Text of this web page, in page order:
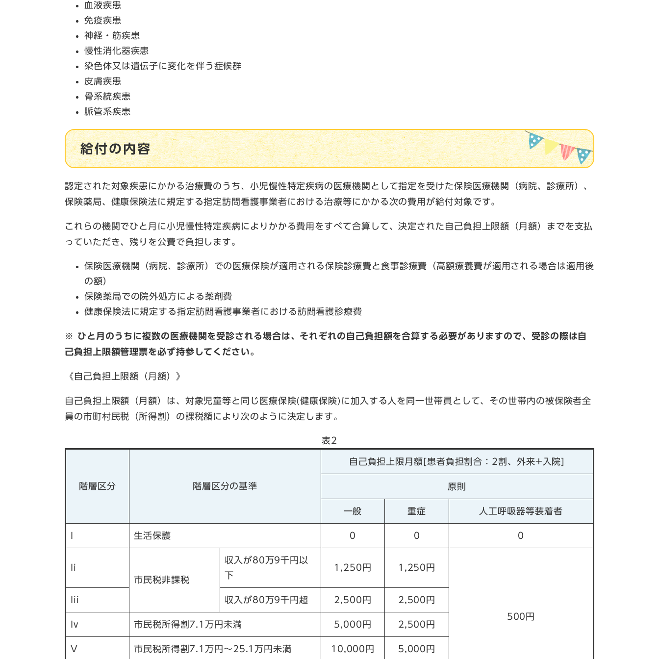
血液疾患
免疫疾患
神経・筋疾患
慢性消化器疾患
染色体又は遺伝子に変化を伴う症候群
皮膚疾患
骨系統疾患
脈管系疾患
給付の内容
認定された対象疾患にかかる治療費のうち、小児慢性特定疾病の医療機関として指定を受けた保険医療機関（病院、診療所）、
保険薬局、健康保険法に規定する指定訪問看護事業者における治療等にかかる次の費用が給付対象です。
これらの機関でひと月に小児慢性特定疾病によりかかる費用をすべて合算して、決定された自己負担上限額（月額）までを支払
っていただき、残りを公費で負担します。
保険医療機関（病院、診療所）での医療保険が適用される保険診療費と食事診療費（高額療養費が適用される場合は適用後
の額）
保険薬局での院外処方による薬剤費
健康保険法に規定する指定訪問看護事業者における訪問看護診療費
※ ひと月のうちに複数の医療機関を受診される場合は、それぞれの自己負担額を合算する必要がありますので、受診の際は自
己負担上限額管理票を必ず持参してください。
《自己負担上限額（月額）》
自己負担上限額（月額）は、対象児童等と同じ医療保険(健康保険)に加入する人を同一世帯員として、その世帯内の被保険者全
員の市町村民税（所得割）の課税額により次のように決定します。
表2
階層区分 階層区分の基準
自己負担上限月額[患者負担割合：2割、外来+入院]
原則
一般 重症 人工呼吸器等装着者
生活保護 0 0 0
Ii
市民税非課税
収入が80万9千円以
下
1,250円 1,250円
500円
Iii 収入が80万9千円超 2,500円 2,500円
Iv 市民税所得割7.1万円未満 5,000円 2,500円
V 市民税所得割7.1万円～25.1万円未満 10,000円 5,000円